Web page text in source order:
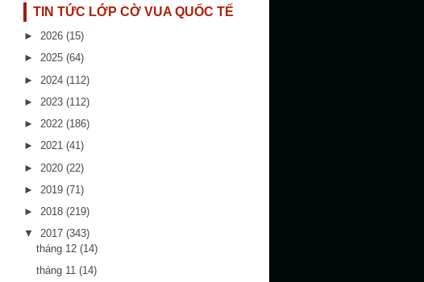
TIN TỨC LỚP CỜ VUA QUỐC TẾ
► 2026 (15)
► 2025 (64)
► 2024 (112)
► 2023 (112)
► 2022 (186)
► 2021 (41)
► 2020 (22)
► 2019 (71)
► 2018 (219)
▼ 2017 (343)
tháng 12 (14)
tháng 11 (14)